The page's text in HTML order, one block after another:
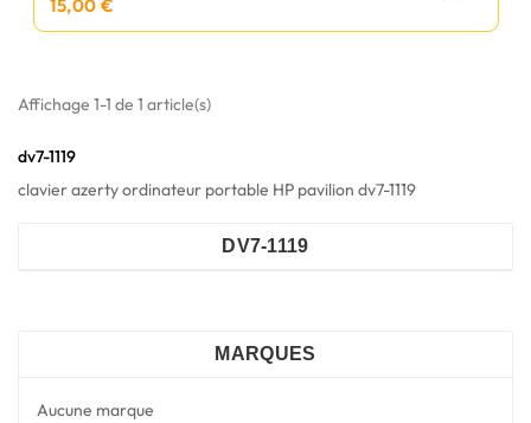
15,00 €
Affichage 1-1 de 1 article(s)
dv7-1119
clavier azerty ordinateur portable HP pavilion dv7-1119
DV7-1119
MARQUES
Aucune marque